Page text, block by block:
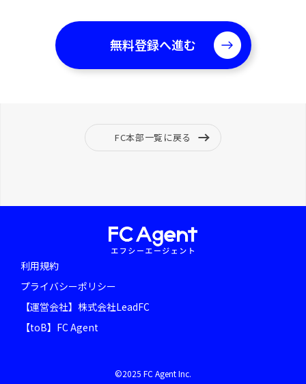
FC本部一覧に戻る
利用規約
プライバシーポリシー
【運営会社】株式会社LeadFC
【toB】FC Agent
©2025 FC Agent Inc.